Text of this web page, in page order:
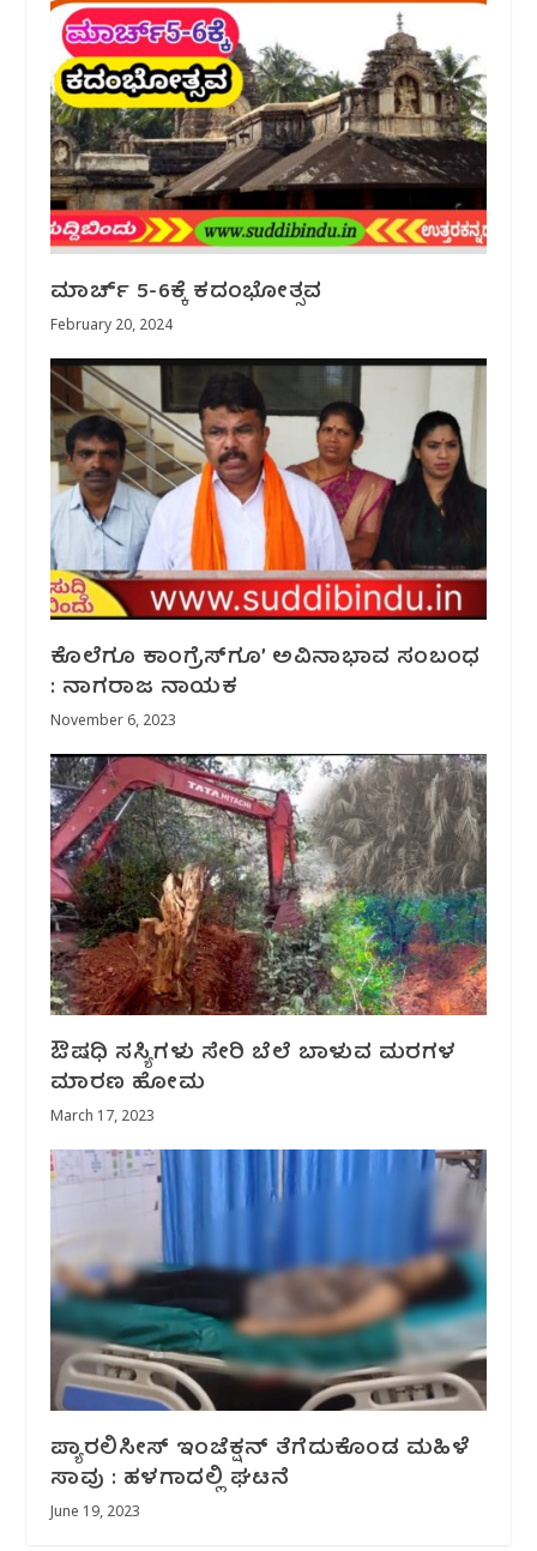
ಮಾರ್ಚ್ 5-6ಕ್ಕೆ ಕದಂಭೋತ್ಸವ
February 20, 2024
ಕೊಲೆಗೂ ಕಾಂಗ್ರೆಸ್‌ಗೂ’ ಅವಿನಾಭಾವ ಸಂಬಂಧ
: ನಾಗರಾಜ ನಾಯಕ
November 6, 2023
ಔಷಧಿ ಸಸ್ಯಿಗಳು ಸೇರಿ ಬೆಲೆ ಬಾಳುವ ಮರಗಳ
ಮಾರಣ ಹೋಮ
March 17, 2023
ಪ್ಯಾರಲಿಸೀಸ್ ಇಂಜೆಕ್ಷನ್ ತೆಗೆದುಕೊಂಡ‌ ಮಹಿಳೆ‌
ಸಾವು : ಹಳಗಾದಲ್ಲಿ ಘಟನೆ
June 19, 2023